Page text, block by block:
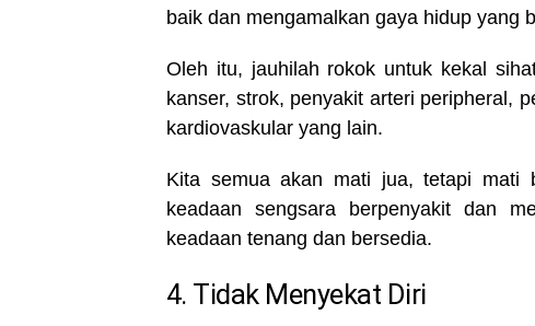
baik dan mengamalkan gaya hidup yang
Oleh itu, jauhilah rokok untuk kekal
kanser, strok, penyakit arteri peripheral,
kardiovaskular yang lain.
Kita semua akan mati jua, tetapi mati
keadaan sengsara berpenyakit dan
keadaan tenang dan bersedia.
4. Tidak Menyekat Diri